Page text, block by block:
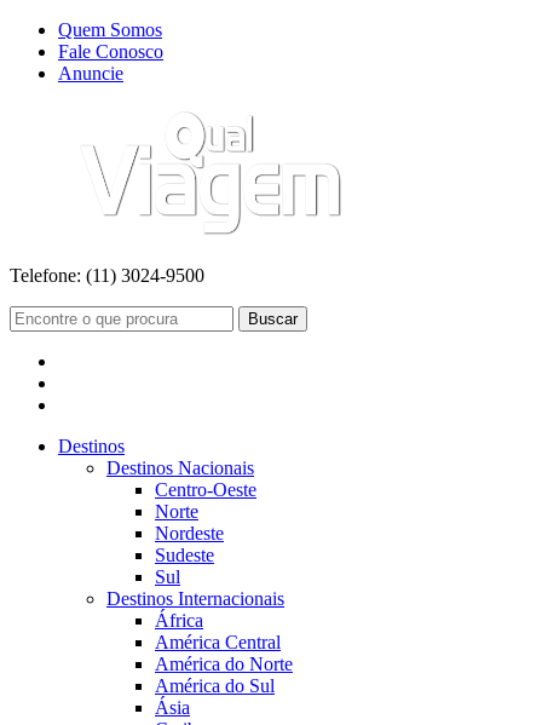
Quem Somos
Fale Conosco
Anuncie
Telefone: (11) 3024-9500
Buscar
Destinos
Destinos Nacionais
Centro-Oeste
Norte
Nordeste
Sudeste
Sul
Destinos Internacionais
África
América Central
América do Norte
América do Sul
Ásia